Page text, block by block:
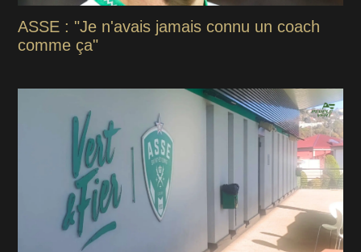
ASSE : "Je n'avais jamais connu un coach
comme ça"